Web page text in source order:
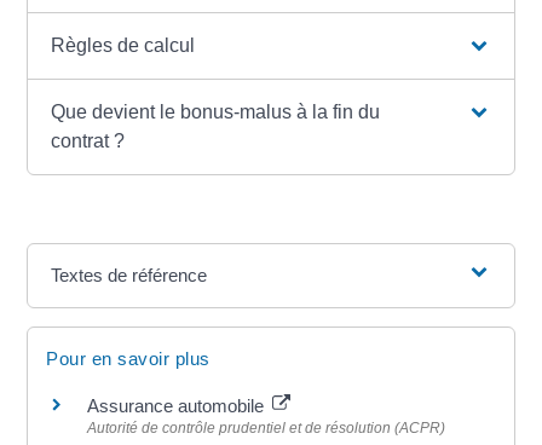
Règles de calcul
Que devient le bonus-malus à la fin du
contrat ?
Textes de référence
Pour en savoir plus
Assurance automobile
Autorité de contrôle prudentiel et de résolution (ACPR)